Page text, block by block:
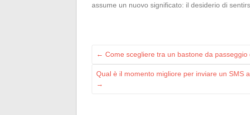
assume un nuovo significato: il desiderio di
← Come scegliere tra un bastone da
Qual è il momento migliore per inviare un SMS
→